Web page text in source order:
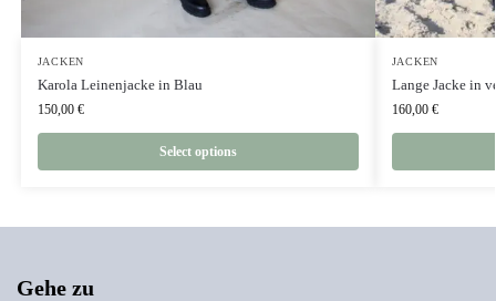
JACKEN
Karola Leinenjacke in Blau
150,00 €
Select options
JACKEN
Lange Jacke in
160,00 €
Gehe zu